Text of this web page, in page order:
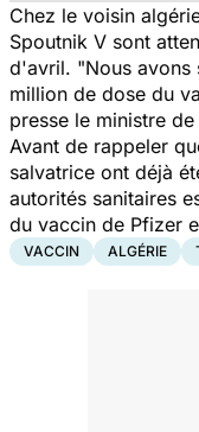
Chez le voisin
Spoutnik V sont
d'avril. "Nous
million de dose du
presse le ministre
Avant de rappeler
salvatrice ont déjà
autorités sanitaires
du vaccin de Pfizer
VACCIN ALGÉRIE